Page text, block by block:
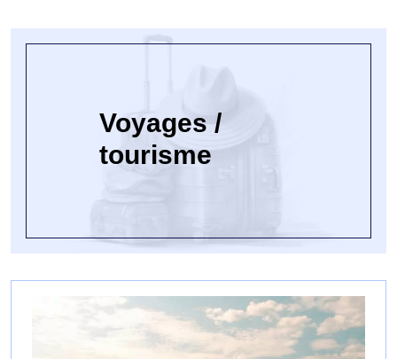
Voyages /
tourisme